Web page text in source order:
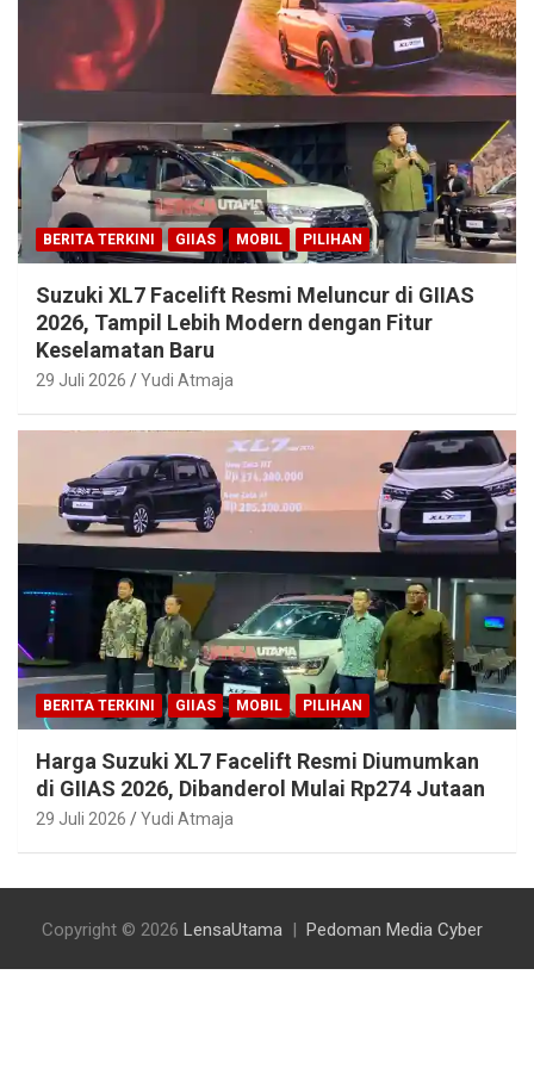
BERITA TERKINI GIIAS MOBIL PILIHAN
Suzuki XL7 Facelift Resmi Meluncur di GIIAS
2026, Tampil Lebih Modern dengan Fitur
Keselamatan Baru
29 Juli 2026 Yudi Atmaja
BERITA TERKINI GIIAS MOBIL PILIHAN
Harga Suzuki XL7 Facelift Resmi Diumumkan
di GIIAS 2026, Dibanderol Mulai Rp274 Jutaan
29 Juli 2026 Yudi Atmaja
Copyright © 2026 LensaUtama Pedoman Media Cyber